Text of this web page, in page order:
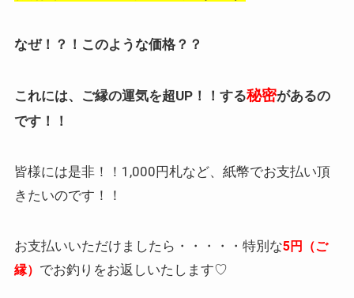
なぜ！？！このような価格？？
これには、ご縁の運気を超UP！！する秘密があるの
です！！
皆様には是非！！1,000円札など、紙幣でお支払い頂
きたいのです！！
お支払いいただけましたら・・・・・特別な5円（ご
縁） でお釣りをお返しいたします♡